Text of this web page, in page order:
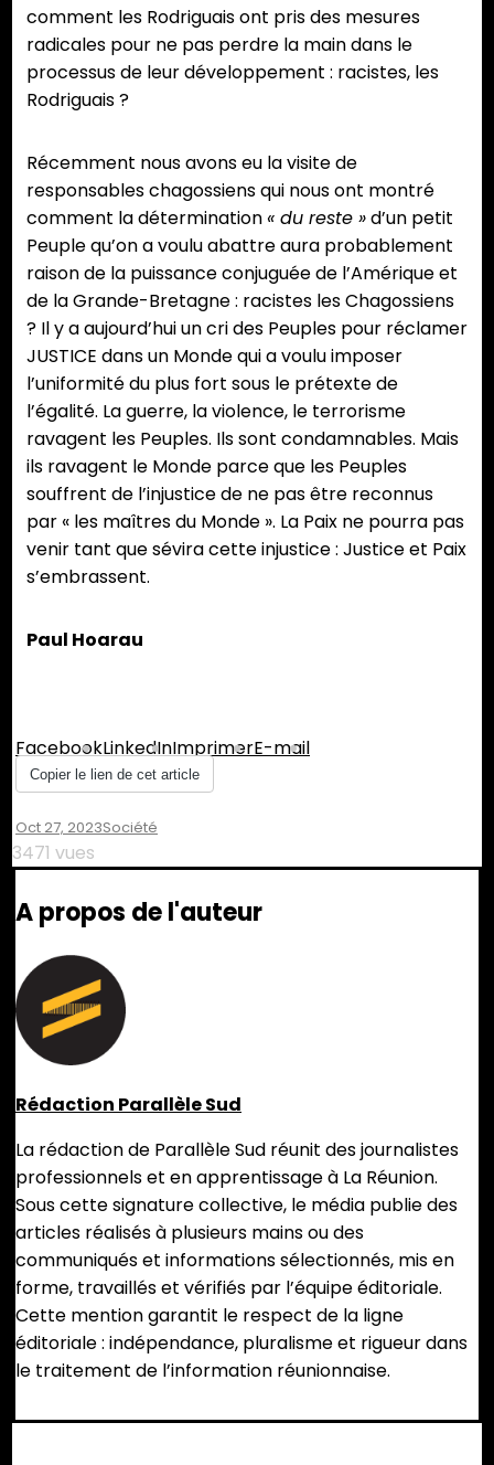
comment les Rodriguais ont pris des mesures
radicales pour ne pas perdre la main dans le
processus de leur développement : racistes, les
Rodriguais ?
Récemment nous avons eu la visite de
responsables chagossiens qui nous ont montré
comment la détermination« du reste »d’un petit
Peuple qu’on a voulu abattre aura probablement
raison de la puissance conjuguée de l’Amérique et
de la Grande-Bretagne : racistes les Chagossiens
? Il y a aujourd’hui un cri des Peuples pour réclamer
JUSTICE dans un Monde qui a voulu imposer
l’uniformité du plus fort sous le prétexte de
l’égalité. La guerre, la violence, le terrorisme
ravagent les Peuples. Ils sont condamnables. Mais
ils ravagent le Monde parce que les Peuples
souffrent de l’injustice de ne pas être reconnus
par « les maîtres du Monde ». La Paix ne pourra pas
venir tant que sévira cette injustice : Justice et Paix
s’embrassent.
Paul Hoarau
FacebookLinkedInImprimerE-mail
Copier le lien de cet article
Oct 27, 2023Société
3471 vues
A propos de l'auteur
Rédaction Parallèle Sud
La rédaction de Parallèle Sud réunit des journalistes
professionnels et en apprentissage à La Réunion.
Sous cette signature collective, le média publie des
articles réalisés à plusieurs mains ou des
communiqués et informations sélectionnés, mis en
forme, travaillés et vérifiés par l’équipe éditoriale.
Cette mention garantit le respect de la ligne
éditoriale : indépendance, pluralisme et rigueur dans
le traitement de l’information réunionnaise.